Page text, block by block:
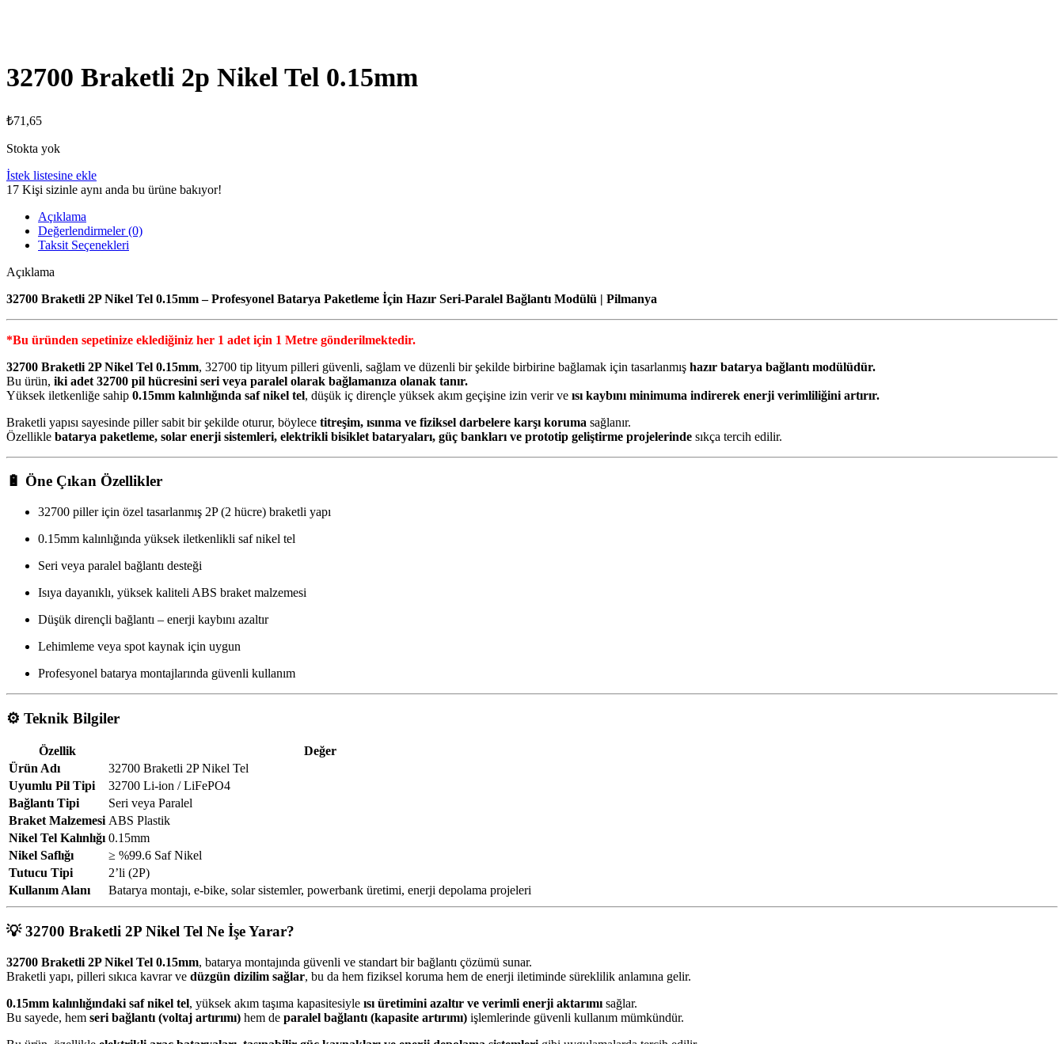
32700 Braketli 2p Nikel Tel 0.15mm
₺71,65
Stokta yok
İstek listesine ekle
17 Kişi sizinle aynı anda bu ürüne bakıyor!
Açıklama
Değerlendirmeler (0)
Taksit Seçenekleri
Açıklama
32700 Braketli 2P Nikel Tel 0.15mm – Profesyonel Batarya Paketleme İçin Hazır Seri-Paralel Bağlantı Modülü | Pilmanya
*Bu üründen sepetinize eklediğiniz her 1 adet için 1 Metre gönderilmektedir.
32700 Braketli 2P Nikel Tel 0.15mm, 32700 tip lityum pilleri güvenli, sağlam ve düzenli bir şekilde birbirine bağlamak için tasarlanmış hazır batarya bağlantı modülüdür.
Bu ürün, iki adet 32700 pil hücresini seri veya paralel olarak bağlamanıza olanak tanır.
Yüksek iletkenliğe sahip 0.15mm kalınlığında saf nikel tel, düşük iç dirençle yüksek akım geçişine izin verir ve ısı kaybını minimuma indirerek enerji verimliliğini artırır.
Braketli yapısı sayesinde piller sabit bir şekilde oturur, böylece titreşim, ısınma ve fiziksel darbelere karşı koruma sağlanır.
Özellikle batarya paketleme, solar enerji sistemleri, elektrikli bisiklet bataryaları, güç bankları ve prototip geliştirme projelerinde sıkça tercih edilir.
🔋 Öne Çıkan Özellikler
32700 piller için özel tasarlanmış 2P (2 hücre) braketli yapı
0.15mm kalınlığında yüksek iletkenlikli saf nikel tel
Seri veya paralel bağlantı desteği
Isıya dayanıklı, yüksek kaliteli ABS braket malzemesi
Düşük dirençli bağlantı – enerji kaybını azaltır
Lehimleme veya spot kaynak için uygun
Profesyonel batarya montajlarında güvenli kullanım
⚙️ Teknik Bilgiler
Özellik
Değer
Ürün Adı
32700 Braketli 2P Nikel Tel
Uyumlu Pil Tipi
32700 Li-ion / LiFePO4
Bağlantı Tipi
Seri veya Paralel
Braket Malzemesi ABS Plastik
Nikel Tel Kalınlığı 0.15mm
Nikel Saflığı
≥ %99.6 Saf Nikel
Tutucu Tipi
2’li (2P)
Kullanım Alanı
Batarya montajı, e-bike, solar sistemler, powerbank üretimi, enerji depolama projeleri
💡32700 Braketli 2P Nikel Tel Ne İşe Yarar?
32700 Braketli 2P Nikel Tel 0.15mm, batarya montajında güvenli ve standart bir bağlantı çözümü sunar.
Braketli yapı, pilleri sıkıca kavrar ve düzgün dizilim sağlar, bu da hem fiziksel koruma hem de enerji iletiminde süreklilik anlamına gelir.
0.15mm kalınlığındaki saf nikel tel, yüksek akım taşıma kapasitesiyle ısı üretimini azaltır ve verimli enerji aktarımı sağlar.
Bu sayede, hem seri bağlantı (voltaj artırımı) hem de paralel bağlantı (kapasite artırımı) işlemlerinde güvenli kullanım mümkündür.